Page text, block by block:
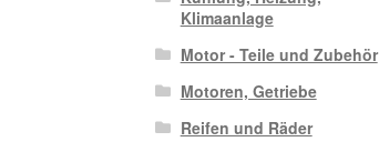
Klimaanlage
Motor - Teile und Zubehör
Motoren, Getriebe
Reifen und Räder